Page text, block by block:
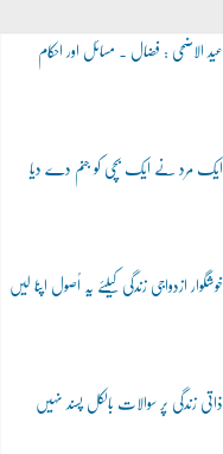
عید الاضحی : فضال ۔ مسائل اور احکام
ایک مرد نے ایک بچی کو جنم دے دیا
خوشگوار ازدواجی زندگی کیلئے یہ اُصول اپنا لیں
ذاتی زندگی پر سوالات بالکل پسند نہیں